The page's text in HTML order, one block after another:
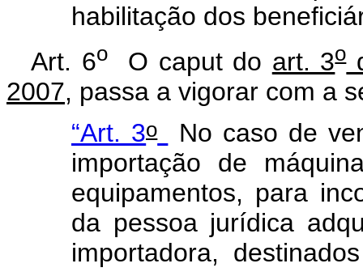
habilitação dos
Art. 6oO caput do art. 3o
2007, passa a vigorar com a
“Art. 3o
No caso de
importação de
equipamentos, para
da pessoa jurídica
importadora,